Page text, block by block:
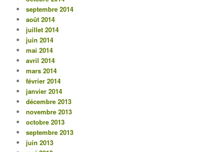
septembre 2014
août 2014
juillet 2014
juin 2014
mai 2014
avril 2014
mars 2014
février 2014
janvier 2014
décembre 2013
novembre 2013
octobre 2013
septembre 2013
juin 2013